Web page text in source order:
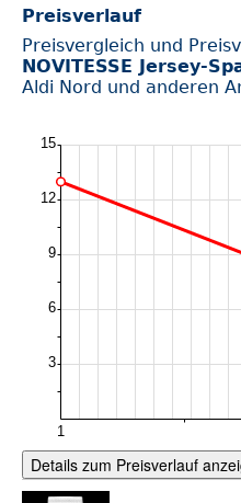
Preisverlauf
Preisvergleich und
NOVITESSE Jersey-
Aldi Nord und anderen
Details zum Preisverlauf